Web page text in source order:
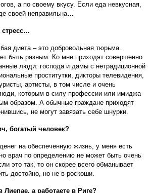
а по своему вкусу. Если еда невкусная,
своей неправильна…
стресс…
диета – это добровольная тюрьма.
быть разным. Ко мне приходят совершенно
люди: господа и дамы с нетрадиционной
проститутки, дикторы телевидения,
артисты, в том числе и очень
которым в силу профессии или имиджа
образом. А обычные граждане приходят
не могут завязать себе шнурки.
богатый человек?
на обеспеченную жизнь, у меня есть
врач по определению не может быть очень
это так, то он скорее всего обманывает
достойно, но не в роскоши.
а работаете в Риге?